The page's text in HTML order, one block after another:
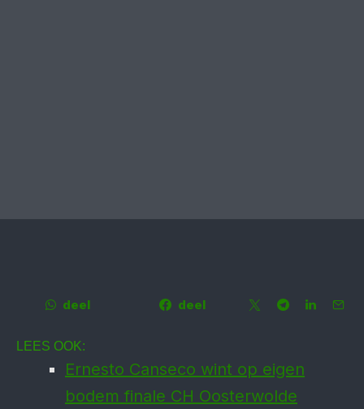
deel deel
LEES OOK:
Ernesto Canseco wint op eigen
bodem finale CH Ooster­wolde